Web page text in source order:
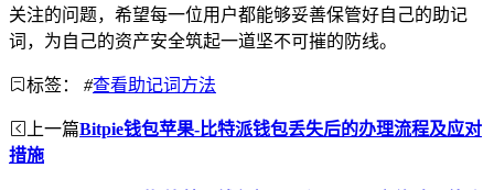
关注的问题，希望每一位用户都能够妥善保管好自己的助记
词，为自己的资产安全筑起一道坚不可摧的防线。
标签： #查看助记词方法
上一篇Bitpie钱包苹果-比特派钱包丢失后的办理流程及应对
措施